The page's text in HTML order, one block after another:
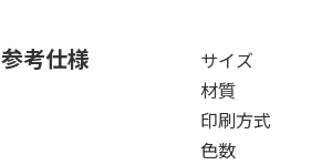
参考仕様 サイズ
材質
印刷方式
色数